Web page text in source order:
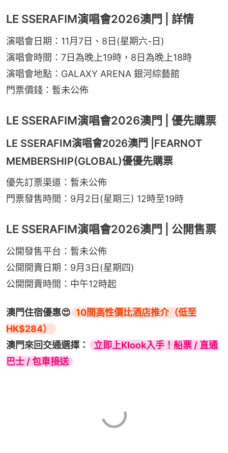
LE SSERAFIM演唱會2026澳門 | 詳情
演唱會日期：11月7日、8日(星期六-日)
演唱會時間：7日為晚上19時，8日為晚上18時
演唱會地點：GALAXY ARENA 銀河綜藝館
門票價錢：暫未公佈
LE SSERAFIM演唱會2026澳門 | 優先購票
LE SSERAFIM演唱會2026澳門 |FEARNOT
MEMBERSHIP(GLOBAL)優優先購票
優先訂票渠道：暫未公佈
門票發售時間：9月2日(星期三) 12時至19時
LE SSERAFIM演唱會2026澳門 | 公開售票
公開發售平台：暫未公佈
公開開賣日期：9月3日(星期四)
公開開賣時間：中午12時起
澳門住宿優惠😍 10間高性價比酒店推介（低至
HK$284）
澳門來回交通選擇：
立即上Klook入手！船票 / 直通
巴士 / 包車接送